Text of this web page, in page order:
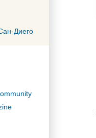
Диего